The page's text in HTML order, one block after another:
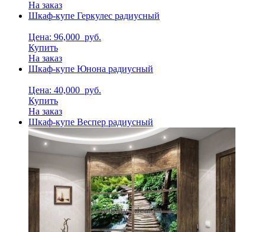
На заказ
Шкаф-купе Геркулес радиусный
Цена: 96,000 руб.
Купить
На заказ
Шкаф-купе Юнона радиусный
Цена: 40,000 руб.
Купить
На заказ
Шкаф-купе Веспер радиусный